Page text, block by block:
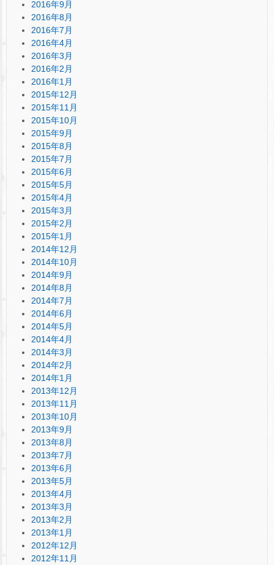
2016年9月
2016年8月
2016年7月
2016年4月
2016年3月
2016年2月
2016年1月
2015年12月
2015年11月
2015年10月
2015年9月
2015年8月
2015年7月
2015年6月
2015年5月
2015年4月
2015年3月
2015年2月
2015年1月
2014年12月
2014年10月
2014年9月
2014年8月
2014年7月
2014年6月
2014年5月
2014年4月
2014年3月
2014年2月
2014年1月
2013年12月
2013年11月
2013年10月
2013年9月
2013年8月
2013年7月
2013年6月
2013年5月
2013年4月
2013年3月
2013年2月
2013年1月
2012年12月
2012年11月